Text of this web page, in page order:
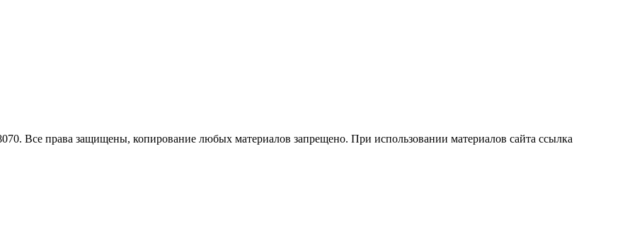
Все права защищены, копирование любых материалов запрещено. При использовании материалов сайта ссылка